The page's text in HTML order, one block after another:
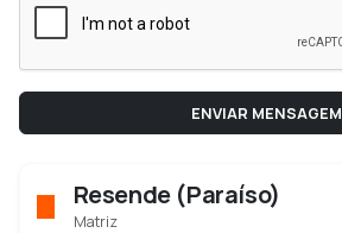
ENVIAR MENSAGEM
Resende (Paraíso)
Matriz